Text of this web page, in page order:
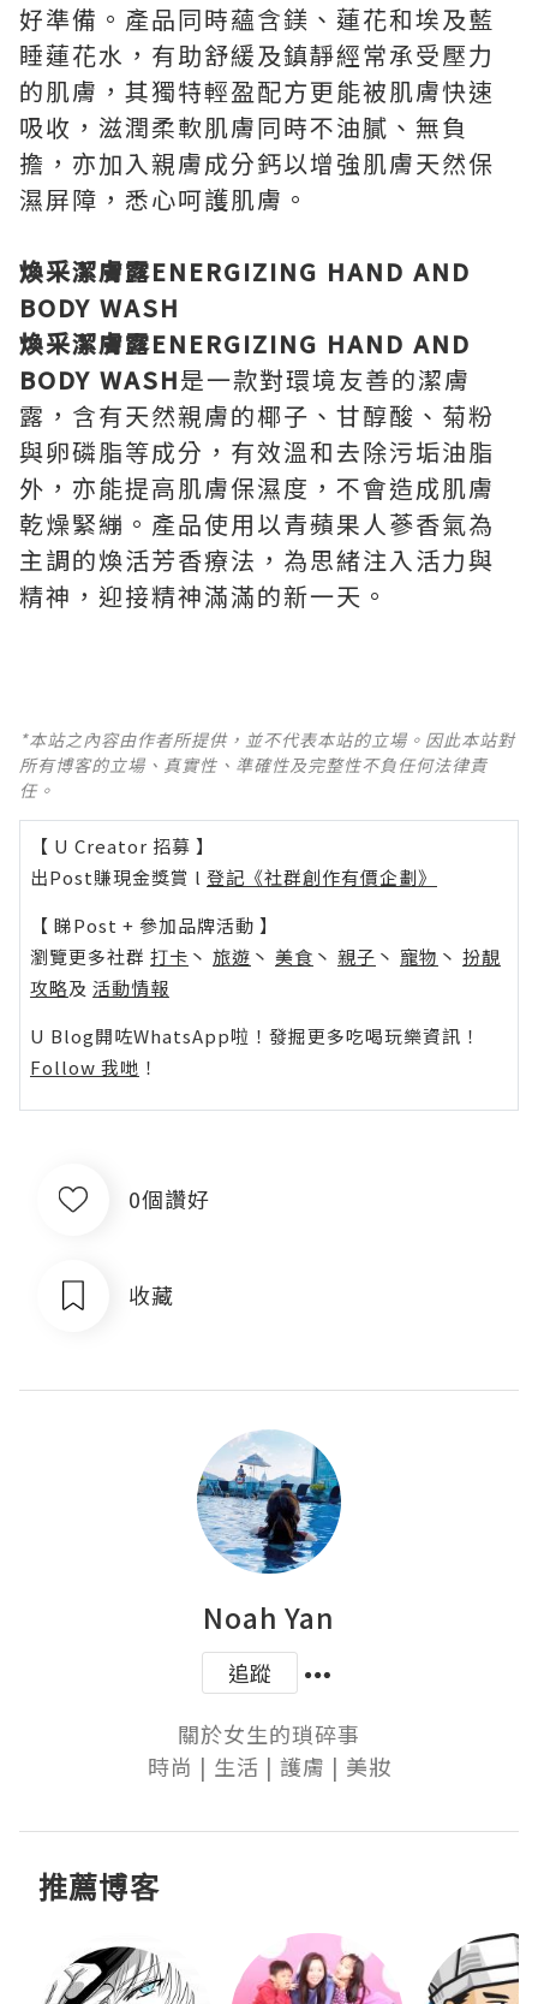
好準備。產品同時蘊含鎂、蓮花和埃及藍
睡蓮花水，有助舒緩及鎮靜經常承受壓力
的肌膚，其獨特輕盈配方更能被肌膚快速
吸收，滋潤柔軟肌膚同時不油膩、無負
擔，亦加入親膚成分鈣以增強肌膚天然保
濕屏障，悉心呵護肌膚。
煥采潔膚露ENERGIZING HAND AND
BODY WASH
煥采潔膚露ENERGIZING HAND AND
BODY WASH是一款對環境友善的潔膚
露，含有天然親膚的椰子、甘醇酸、菊粉
與卵磷脂等成分，有效溫和去除污垢油脂
外，亦能提高肌膚保濕度，不會造成肌膚
乾燥緊繃。產品使用以青蘋果人蔘香氣為
主調的煥活芳香療法，為思緒注入活力與
精神，迎接精神滿滿的新一天。
*本站之內容由作者所提供，並不代表本站的立場。因此本站對
所有博客的立場、真實性、準確性及完整性不負任何法律責
任。
【 U Creator 招募 】
出Post賺現金獎賞 l 登記《社群創作有價企劃》
【 睇Post + 參加品牌活動 】
瀏覽更多社群 打卡 丶 旅遊 丶 美食 丶 親子 丶 寵物 丶 扮靚
攻略及 活動情報
U Blog開咗WhatsApp啦！發掘更多吃喝玩樂資訊！
Follow 我哋 ！
0個讚好
收藏
Noah Yan
追蹤
關於女生的瑣碎事
時尚 | 生活 | 護膚 | 美妝
推薦博客